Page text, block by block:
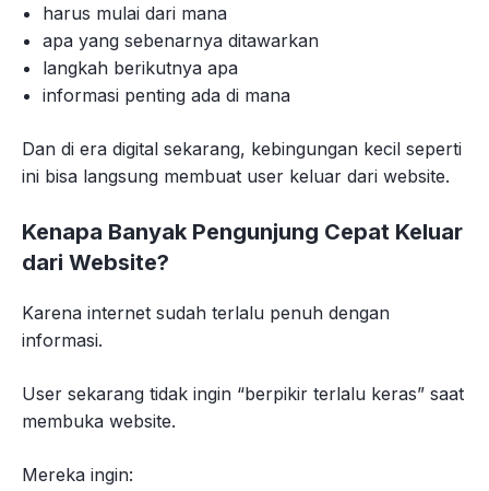
harus mulai dari mana
apa yang sebenarnya ditawarkan
langkah berikutnya apa
informasi penting ada di mana
Dan di era digital sekarang, kebingungan kecil seperti
ini bisa langsung membuat user keluar dari website.
Kenapa Banyak Pengunjung Cepat Keluar
dari Website?
Karena internet sudah terlalu penuh dengan
informasi.
User sekarang tidak ingin “berpikir terlalu keras” saat
membuka website.
Mereka ingin: